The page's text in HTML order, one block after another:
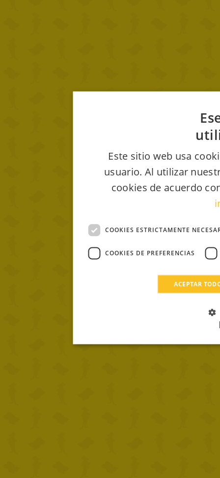
Este sitio web usa
usuario. Al utilizar
cookies de acuerdo
COOKIES ESTRICTAMENTE
COOKIES DE PREFERENCIAS
ACEPTAR